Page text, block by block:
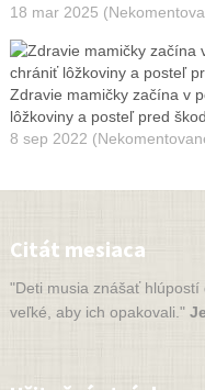
18 mar 2025
Zdravie mamičky začína v
lôžkoviny a posteľ pred
8 sep 2022
Citát mesiaca
"Deti musia znášať
veľké, aby ich opakovali."